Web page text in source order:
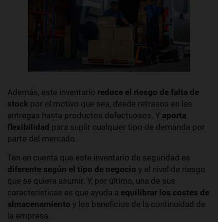
Además, este inventario reduce el riesgo de falta de
stock por el motivo que sea, desde retrasos en las
entregas hasta productos defectuosos. Y aporta
flexibilidad para suplir cualquier tipo de demanda por
parte del mercado.
Ten en cuenta que este inventario de seguridad es
diferente según el tipo de negocio y el nivel de riesgo
que se quiera asumir. Y, por último, una de sus
características es que ayuda a equilibrar los costes de
almacenamiento y los beneficios de la continuidad de
la empresa.